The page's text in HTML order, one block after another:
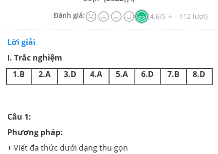
Đánh giá: (4.6/5 ⭐ - 112 lượt)
Lời giải
I. Trắc nghiệm
1.B
2.A 3.D 4.A 5.A 6.D 7.B 8.D
Câu 1:
Phương pháp:
+ Viết đa thức dưới dạng thu gọn